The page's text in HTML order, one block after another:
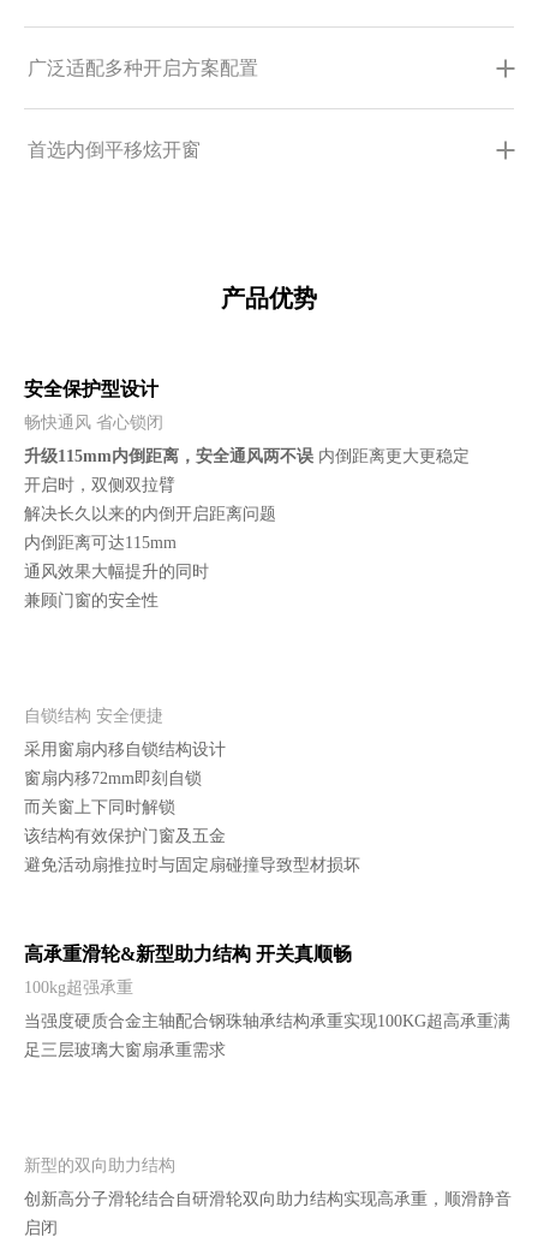
超大窗幅，视野开阔
广泛适配多种开启方案配置
可做落地窗、上下固定窗等
首选内倒平移炫开窗
产品优势
安全保护型设计
畅快通风 省心锁闭
升级115mm内倒距离，安全通风两不误 内倒距离更大更稳定
开启时，双侧双拉臂
解决长久以来的内倒开启距离问题
内倒距离可达115mm
通风效果大幅提升的同时
兼顾门窗的安全性
自锁结构 安全便捷
采用窗扇内移自锁结构设计
窗扇内移72mm即刻自锁
而关窗上下同时解锁
该结构有效保护门窗及五金
避免活动扇推拉时与固定扇碰撞导致型材损坏
高承重滑轮&新型助力结构 开关真顺畅
100kg超强承重
当强度硬质合金主轴配合钢珠轴承结构承重实现100KG超高承重满
足三层玻璃大窗扇承重需求
新型的双向助力结构
创新高分子滑轮结合自研滑轮双向助力结构实现高承重，顺滑静音
启闭